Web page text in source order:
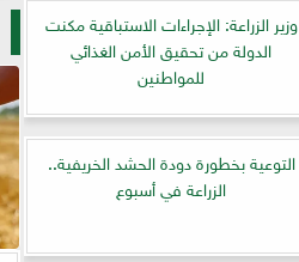
وزير الزراعة: الإجراءات الاستباقية مكنت
الدولة من تحقيق الأمن الغذائي
للمواطنين
التوعية بخطورة دودة الحشد الخريفية..
الزراعة في أسبوع